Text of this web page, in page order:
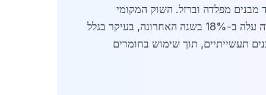
מבנים מפלדה וברזל. השוק המקומי
מושפע מפרויקטי תשתית גדולים, כולל שיפורי נמל עכו ההיסטורי ושכונות מגורים חדשות. הביקוש למוצרי פלדה עלה ב-18% בשנה האחרונה, בעיקר בגלל
תעשייתיים, תוך שימוש בחומרים